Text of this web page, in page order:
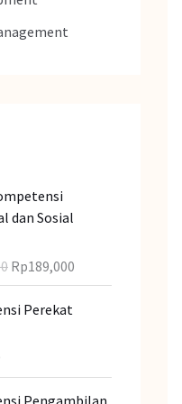
dan Sosial
a
s
n
Rp189,000
i
Perekat